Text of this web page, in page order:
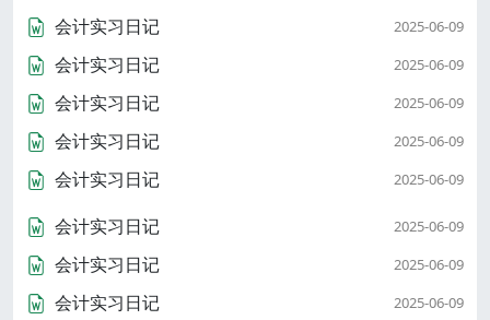
会计实习日记 2025-06-09
会计实习日记 2025-06-09
会计实习日记 2025-06-09
会计实习日记 2025-06-09
会计实习日记 2025-06-09
会计实习日记 2025-06-09
会计实习日记 2025-06-09
会计实习日记 2025-06-09